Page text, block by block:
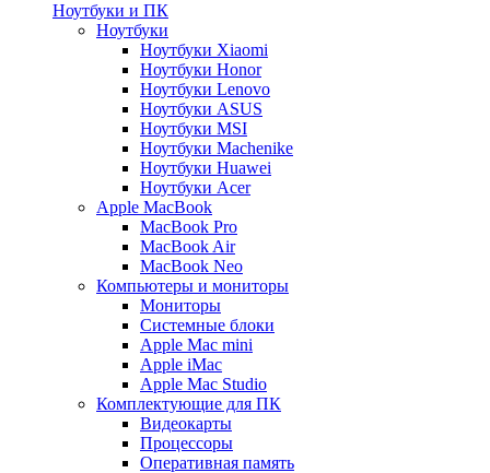
Ноутбуки и ПК
Ноутбуки
Ноутбуки Xiaomi
Ноутбуки Honor
Ноутбуки Lenovo
Ноутбуки ASUS
Ноутбуки MSI
Ноутбуки Machenike
Ноутбуки Huawei
Ноутбуки Acer
Apple MacBook
MacBook Pro
MacBook Air
MacBook Neo
Компьютеры и мониторы
Мониторы
Системные блоки
Apple Mac mini
Apple iMac
Apple Mac Studio
Комплектующие для ПК
Видеокарты
Процессоры
Оперативная память